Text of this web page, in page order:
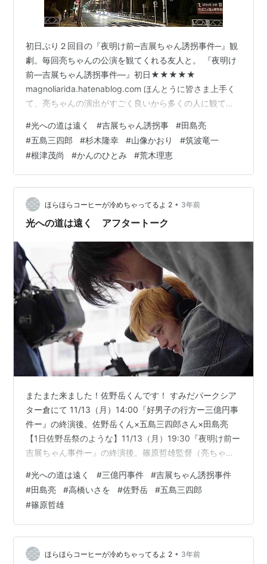
初日ぶり２回目の『夜明け前─吉展ちゃん誘拐事件─』観
劇。毎回亮ちゃんの公演を観てくれる友人と。 『夜明け
前―吉展ちゃん誘拐事件―』初日★★★★★
magnoliarida.hatenablog.com ほんとうに皆さま上手く
て、亮ちゃんの演出がすごく良いから多くの人に観てい
き以外で多分観たことないミュージカル好きな友だちも
キャストの演技と亮ちゃんの演出が素晴らしいと言って
くれて嬉しかった。そして重い話のなかでクスッと笑わ
せてくれる姉たちや嫁たちの演技も気に入ったようで
す。 保の表情の変化が秒単位で変わっていく亮ちゃんの
演技が凄くて、その一瞬の…
#光への道は遠く #吉展ちゃん誘拐事 #田島亮
#五島三四郎 #杉木隆幸 #山像かおり #筑波竜一
#根津茂尚 #かんのひとみ #荒木理恵
ほらほらコーヒーが冷めちゃってるよ 2 • 3年前
光への道は遠く アフタートーク
またまた来ました！佐野岳くんです！ すみだパークシア
ター倉にて 11/13（月）14:00『好男子の行方ー三億円事
件ー』の終演後。佐野岳くん×五島三四郎さん×田島亮
【1日佐野岳祭のような】11/13（月）19:30『夜明け前ー
吉展ちゃん事件ー』の終演後。篠原哲雄監督（亮ちゃん
「映像版出演の佐野くんは舞台版をどう観るか。是非お
越し下さい！」 🎬アクティングスペース【夜明け前-吉展
ちゃん誘拐事件-】もぜひ観てね。 🎬第三場「三本指」〜
青柳翔×佐野岳×田島亮×堤千穂×奥野亮子〜澤口明宏監督
（BABEL LABEL）作品 https://youtu…
#光への道は遠く #三億円事件 #吉展ちゃん誘拐事件
#田島亮 #高橋いさを #佐野岳 #五島三四郎
#篠原哲雄
ほらほらコーヒーが冷めちゃってるよ 2 • 3年前